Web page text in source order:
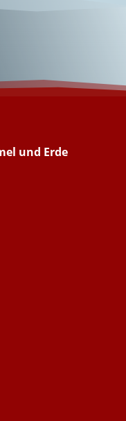
und Erde